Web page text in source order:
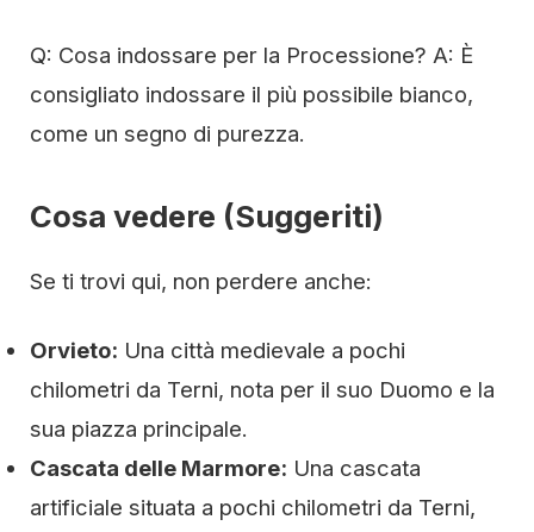
Q: Cosa indossare per la Processione? A: È
consigliato indossare il più possibile bianco,
come un segno di purezza.
Cosa vedere (Suggeriti)
Se ti trovi qui, non perdere anche:
Orvieto: Una città medievale a pochi
chilometri da Terni, nota per il suo Duomo e la
sua piazza principale.
Cascata delle Marmore: Una cascata
artificiale situata a pochi chilometri da Terni,